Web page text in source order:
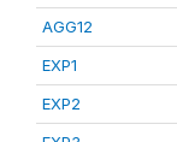
AGG12
EXP1
EXP2